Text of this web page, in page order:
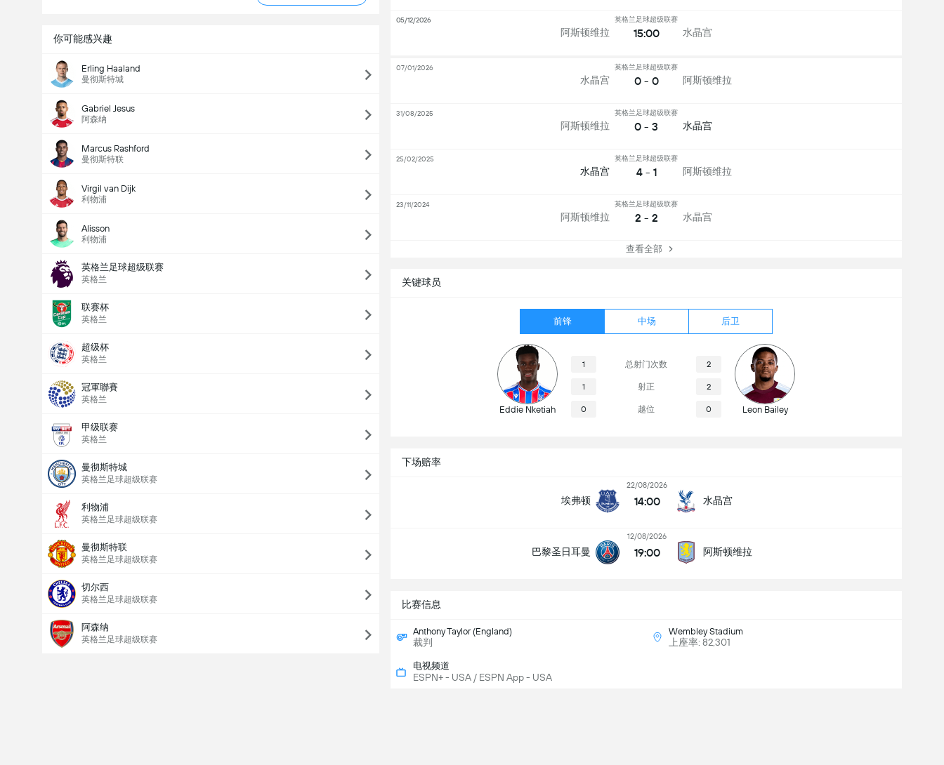
你可能感兴趣
Erling Haaland
曼彻斯特城
Gabriel Jesus
阿森纳
Marcus Rashford
曼彻斯特联
Virgil van Dijk
利物浦
Alisson
利物浦
英格兰足球超级联赛
英格兰
联赛杯
英格兰
超级杯
英格兰
冠軍聯賽
英格兰
甲级联赛
英格兰
曼彻斯特城
英格兰足球超级联赛
利物浦
英格兰足球超级联赛
曼彻斯特联
英格兰足球超级联赛
切尔西
英格兰足球超级联赛
阿森纳
英格兰足球超级联赛
下场赔率
埃弗顿
22/08/2026
14:00 水晶宫
巴黎圣日耳曼
12/08/2026
19:00 阿斯顿维拉
关键球员
前锋 中场 后卫
Eddie Nketiah
1 总射门次数 2
1 射正 2
0 越位 0 Leon Bailey
比赛信息
Anthony Taylor (England)
裁判
Wembley Stadium
上座率: 82,301
电视频道
ESPN+ - USA / ESPN App - USA
阿斯顿维拉
英格兰足球超级联赛
15:00 水晶宫
05/12/2026
水晶宫
英格兰足球超级联赛
0 - 0 阿斯顿维拉
07/01/2026
阿斯顿维拉
英格兰足球超级联赛
0 - 3 水晶宫
31/08/2025
水晶宫
英格兰足球超级联赛
4 - 1 阿斯顿维拉
25/02/2025
阿斯顿维拉
英格兰足球超级联赛
2 - 2 水晶宫
23/11/2024
查看全部